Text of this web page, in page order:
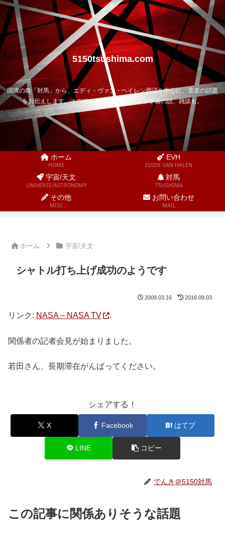
5150tsushima.com
国境の島「対馬」から、エディ・ヴァン・ヘイレン周辺を中心に、音楽の話題
をお伝えします。そのほか気になるニュースや宇宙の話、雑談も。
ホーム
HOME
EVH
EDDIE VAN HALEN
宇宙/天文
UNIVERSE/ASTRONOMY
対馬
TSUSHIMA
その他
MISC
お問い合わせ
MAIL
ホーム 宇宙/天文
シャトル打ち上げ成功のようです
2009.03.16 2016.09.03
リンク: NASA – NASA TV .
関係者の記者会見が始まりました。
若田さん、長期滞在がんばってください。
シェアする！
X Facebook はてブ
LINE コピー
でんき＠5150対馬
この記事に関係ありそうな話題